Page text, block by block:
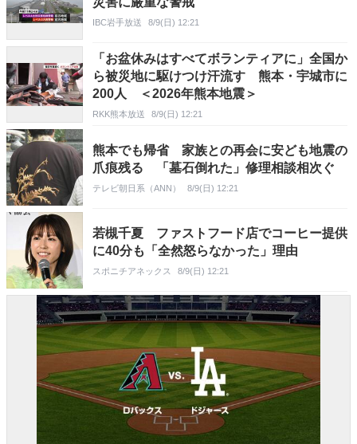
IBC岩手放送 8/9(日) 12:21
「お盆休みはすべてボランティアに」全国か
ら被災地に駆けつけ汗流す 熊本・宇城市に
200人 ＜2026年熊本地震＞
RKK熊本放送 8/9(日) 12:21
熊本でも帰省 家族との再会に安ども地震の
爪痕残る 「墓石倒れた」修理相談相次ぐ
テレビ朝日系（ANN） 8/9(日) 12:21
若槻千夏 ファストフード店でコーヒー提供
に40分も「全然怒らなかった」理由
スポニチアネックス 8/9(日) 12:21